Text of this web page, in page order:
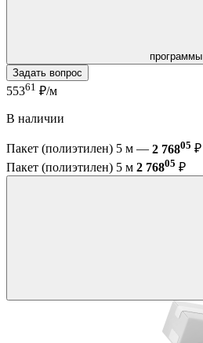
программы
Задать вопрос
55361 ₽/м
В наличии
Пакет (полиэтилен) 5 м — 2 76805 ₽
Пакет (полиэтилен) 5 м 2 76805 ₽